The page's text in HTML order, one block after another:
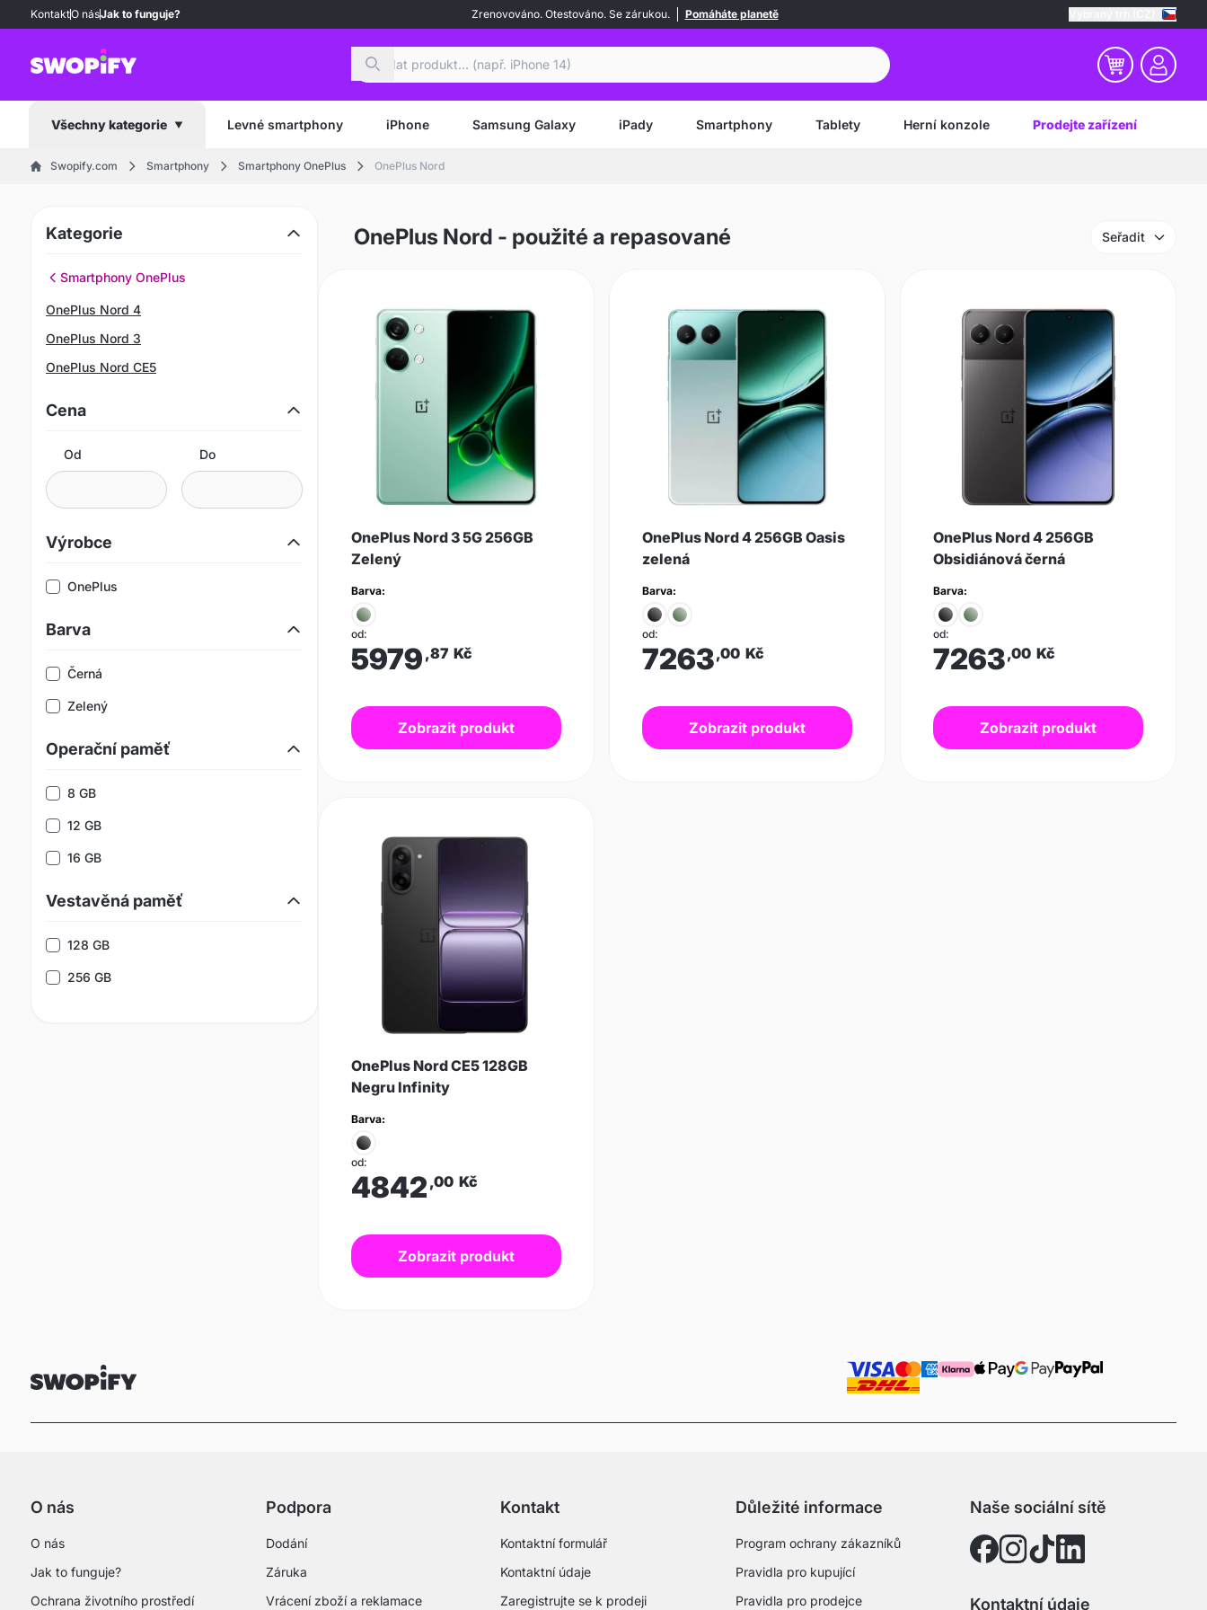
KontaktO násJak to funguje? Zrenovováno. Otestováno. Se zárukou. Pomáháte planetě
Všechny kategorie Levné smartphony iPhone Samsung Galaxy iPady Smartphony Tablety Herní konzole Prodejte zařízení
Swopify.com Smartphony Smartphony OnePlus OnePlus Nord
Kategorie
Smartphony OnePlus
OnePlus Nord 4
OnePlus Nord 3
OnePlus Nord CE5
Cena
Od Do
Výrobce
OnePlus
Barva
Černá
Zelený
Operační paměť
8 GB
12 GB
16 GB
Vestavěná paměť
128 GB
256 GB
OnePlus Nord - použité a repasované Seřadit
OnePlus Nord 3 5G 256GB
Zelený
Barva:
od:
5979 ,87 Kč
Zobrazit produkt
OnePlus Nord 4 256GB Oasis
zelená
Barva:
od:
7263,00 Kč
Zobrazit produkt
OnePlus Nord 4 256GB
Obsidiánová černá
Barva:
od:
7263,00 Kč
Zobrazit produkt
OnePlus Nord CE5 128GB
Negru Infinity
Barva:
od:
4842 ,00 Kč
Zobrazit produkt
O nás
O nás
Jak to funguje?
Ochrana životního prostředí
Podpora
Dodání
Záruka
Vrácení zboží a reklamace
Kontakt
Kontaktní formulář
Kontaktní údaje
Zaregistrujte se k prodeji
Důležité informace
Program ochrany zákazníků
Pravidla pro kupující
Pravidla pro prodejce
Naše sociální sítě
Kontaktní údaje